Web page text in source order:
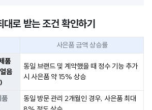
대로 받는 조건 확인하기
사은품 금액 상승률
품
음
동일 브랜드 및 계약했을 때 정수 기능 추가
시 사은품 약 15% 상승
동일 방문 관리 2개월인 경우, 사은품 최대